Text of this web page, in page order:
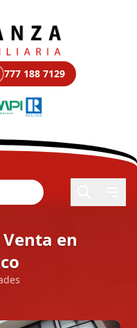
777 188 7129
en